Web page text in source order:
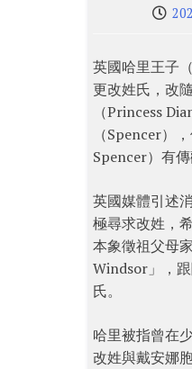
英國哈里王子
更改姓氏，改
（Princess
（Spencer）
Spencer）有傳
英國媒體引述
極尋求改姓，
本象徵祖父母
Windsor」，
氏。
哈里被指曾在
改姓與戴安娜